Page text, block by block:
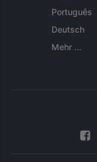
Português
Deutsch
Mehr ...